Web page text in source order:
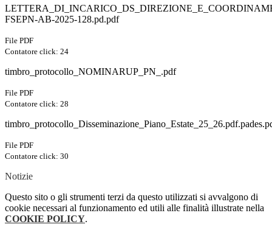
FSEPN-AB-2025-128.pd.pdf
File PDF
Contatore click: 24
timbro_protocollo_NOMINARUP_PN_.pdf
File PDF
Contatore click: 28
File PDF
Contatore click: 30
Notizie
Questo sito o gli strumenti terzi da questo utilizzati si avvalgono di
cookie necessari al funzionamento ed utili alle finalità illustrate nella
COOKIE POLICY.